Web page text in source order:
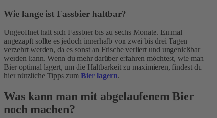
Wie lange ist Fassbier haltbar?
Ungeöffnet hält sich Fassbier bis zu sechs Monate. Einmal
angezapft sollte es jedoch innerhalb von zwei bis drei Tagen
verzehrt werden, da es sonst an Frische verliert und ungenießbar
werden kann. Wenn du mehr darüber erfahren möchtest, wie man
Bier optimal lagert, um die Haltbarkeit zu maximieren, findest du
hier nützliche Tipps zum Bier lagern.
Was kann man mit abgelaufenem Bier
noch machen?